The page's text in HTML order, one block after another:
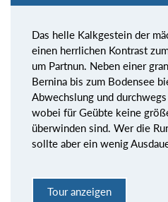
Das helle Kalkgestein der
einen herrlichen Kontrast
um Partnun. Neben einer
Bernina bis zum Bodensee
Abwechslung und
wobei für Geübte keine
überwinden sind. Wer die
sollte aber ein wenig
Tour anzeigen